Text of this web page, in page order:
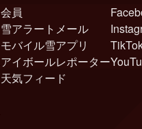
会員
雪アラートメール
モバイル雪アプリ
アイボールレポーター
天気フィード